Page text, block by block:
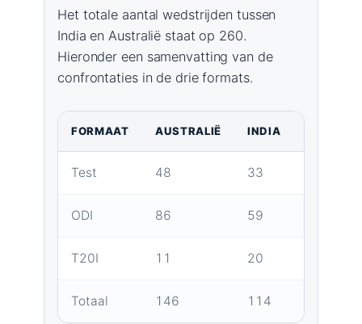
Het totale aantal wedstrijden tussen
India en Australië staat op 260.
Hieronder een samenvatting van de
confrontaties in de drie formats.
FORMAAT AUSTRALIË INDIA
Test 48 33
ODI 86 59
T20I 11 20
Totaal 146 114